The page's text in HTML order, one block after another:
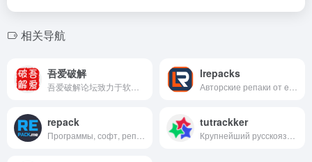
相关导航
吾爱破解 lrepacks
repack tutrackker